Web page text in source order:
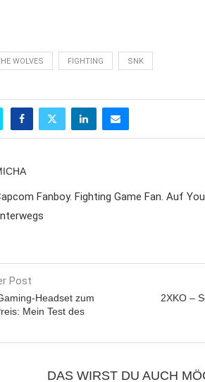
WOLVES FIGHTING SNK
Fanboy. Fighting Game Fan. Auf
Post
Headset zum
Mein Test des
2XKO –
DAS WIRST DU AUCH